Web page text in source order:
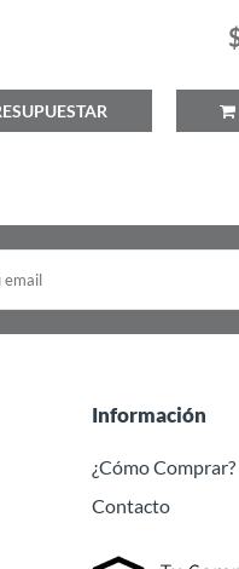
Información
¿Cómo Comprar?
Contacto